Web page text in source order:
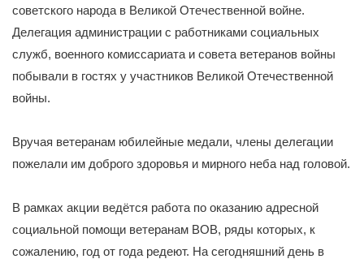
советского народа в Великой Отечественной войне.
Делегация администрации с работниками социальных
служб, военного комиссариата и совета ветеранов войны
побывали в гостях у участников Великой Отечественной
войны.
Вручая ветеранам юбилейные медали, члены делегации
пожелали им доброго здоровья и мирного неба над головой.
В рамках акции ведётся работа по оказанию адресной
социальной помощи ветеранам ВОВ, ряды которых, к
сожалению, год от года редеют. На сегодняшний день в